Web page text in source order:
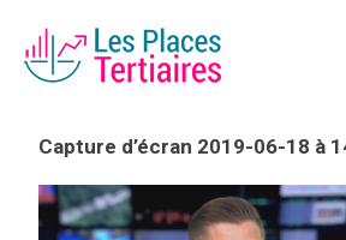
ESPACE ADHÉRENT
Capture d’écran 2019-06-18 à